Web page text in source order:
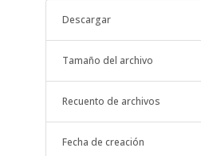
Descargar
Tamaño del archivo
Recuento de archivos
Fecha de creación